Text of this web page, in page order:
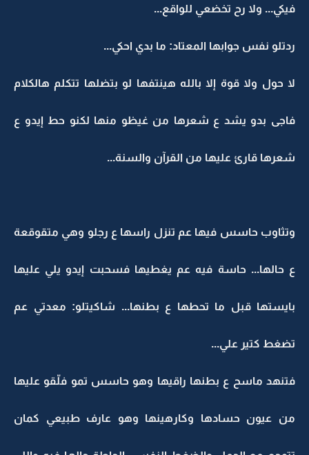
فيكي... ولا رح تخضعي للواقع...
ردتلو نفس جوابها المعتاد: ما بدي احكي...
لا حول ولا قوة إلا بالله هينتفها لو بتضلها تتكلم هالكلام
فاجى بدو يشد ع شعرها من غيظو منها لكنو حط إيدو ع
شعرها قارئ عليها من القرآن والسنة...
وتثاوب حاسس فيها عم تنزل راسها ع رجلو وهي متقوقعة
ع حالها... حاسة فيه عم يغطيها فسحبت إيدو يلي عليها
بايستها قبل ما تحطها ع بطنها... شاكيتلو: معدتي عم
تضغط كتير علي...
فتنهد ماسح ع بطنها راقيها وهو حاسس تمو فلّقو عليها
من عيون حسادها وكارهينها وهو عارف طبيعي كمان